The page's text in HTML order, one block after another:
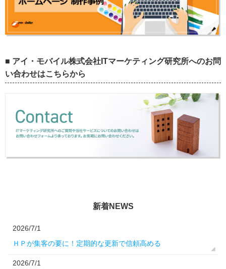
■ アイ・モバイル株式会社ITマーケティング研究所へのお問
い合わせはこちらから
新着NEWS
2026/7/1
ＨＰが集客の要に！定期的な更新で信頼高める
2026/7/1